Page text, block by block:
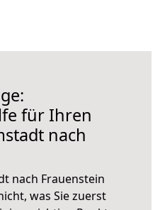
für Ihren
nach
nach Frauenstein
was Sie zuerst